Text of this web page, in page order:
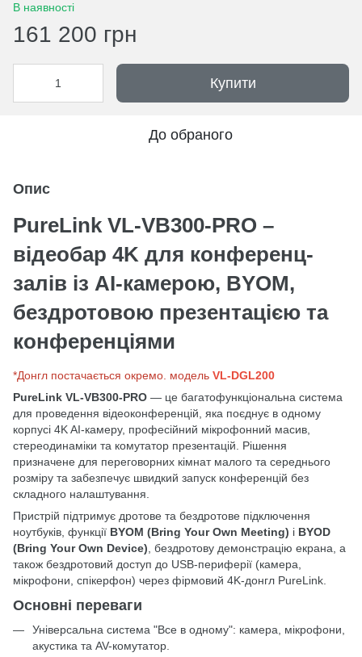
В наявності
161 200 грн
Купити
До обраного
Опис
PureLink VL-VB300-PRO –
відеобар 4K для конференц-
залів із AI-камерою, BYOM,
бездротовою презентацією та
конференціями
*Донгл постачається окремо. модель VL-DGL200
PureLink VL-VB300-PRO — це багатофункціональна система
для проведення відеоконференцій, яка поєднує в одному
корпусі 4K AI-камеру, професійний мікрофонний масив,
стереодинаміки та комутатор презентацій. Рішення
призначене для переговорних кімнат малого та середнього
розміру та забезпечує швидкий запуск конференцій без
складного налаштування.
Пристрій підтримує дротове та бездротове підключення
ноутбуків, функції BYOM (Bring Your Own Meeting) і BYOD
(Bring Your Own Device) , бездротову демонстрацію екрана, а
також бездротовий доступ до USB-периферії (камера,
мікрофони, спікерфон) через фірмовий 4K-донгл PureLink.
Основні переваги
Універсальна система "Все в одному": камера, мікрофони,
акустика та AV-комутатор.